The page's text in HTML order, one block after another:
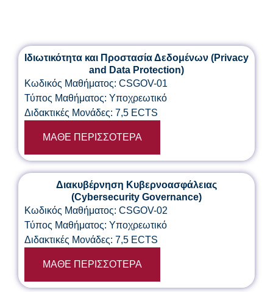
Ιδιωτικότητα και Προστασία Δεδομένων (Privacy
and Data Protection)
Κωδικός Μαθήματος: CSGOV-01
Τύπος Μαθήματος: Υποχρεωτικό
Διδακτικές Μονάδες: 7,5 ECTS
ΜΑΘΕ ΠΕΡΙΣΣΟΤΕΡΑ
Διακυβέρνηση Κυβερνοασφάλειας
(Cybersecurity Governance)
Κωδικός Μαθήματος: CSGOV-02
Τύπος Μαθήματος: Υποχρεωτικό
Διδακτικές Μονάδες: 7,5 ECTS
ΜΑΘΕ ΠΕΡΙΣΣΟΤΕΡΑ